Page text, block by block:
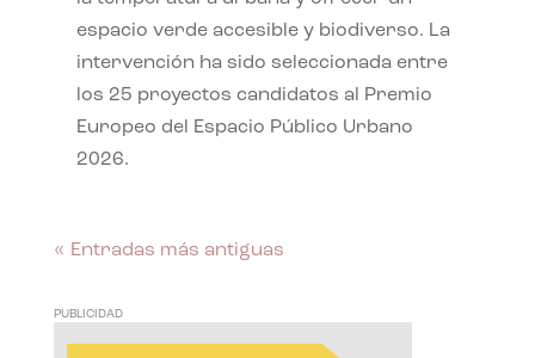
espacio verde accesible y biodiverso. La
intervención ha sido seleccionada entre
los 25 proyectos candidatos al Premio
Europeo del Espacio Público Urbano
2026.
« Entradas más antiguas
PUBLICIDAD